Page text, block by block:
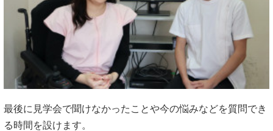
最後に見学会で聞けなかったことや今の悩みなどを質問でき
る時間を設けます。